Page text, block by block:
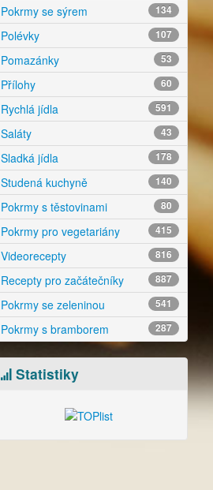
Pokrmy se sýrem 134
Polévky 107
Pomazánky 53
Přílohy 60
Rychlá jídla 591
Saláty 43
Sladká jídla 178
Studená kuchyně 140
Pokrmy s těstovinami 80
Pokrmy pro vegetariány 415
Videorecepty 816
Recepty pro začátečníky 887
Pokrmy se zeleninou 541
Pokrmy s bramborem 287
Statistiky